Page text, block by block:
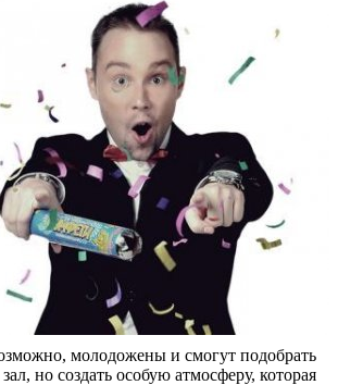
молодожены и смогут подобрать
но создать особую атмосферу, которая